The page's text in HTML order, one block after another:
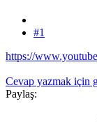
#1
https://
Cevap yazmak için
Paylaş: